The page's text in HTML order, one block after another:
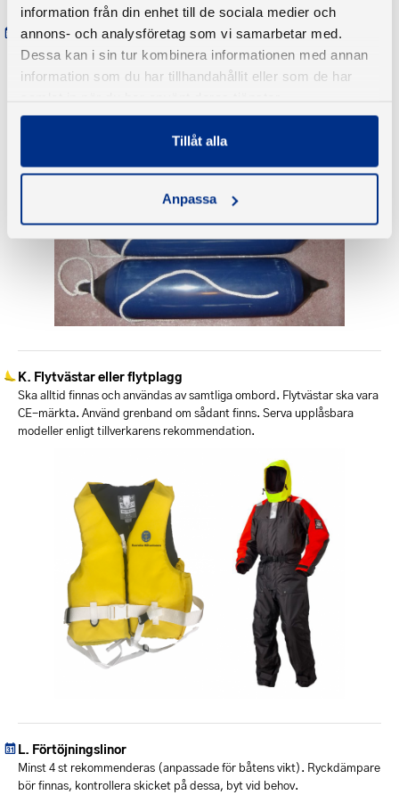
information från din enhet till de sociala medier och
annons- och analysföretag som vi samarbetar med.
Dessa kan i sin tur kombinera informationen med annan
information som du har tillhandahållit eller som de har
Tillåt alla
Anpassa
Fendrar
Minst 4 st rekommenderas (anpassade för båtens storlek).
Flytvästar eller flytplagg
Ska alltid finnas och användas av samtliga ombord. Flytvästar ska vara
CE-märkta. Använd grenband om sådant finns. Serva upplåsbara
modeller enligt tillverkarens rekommendation.
Förtöjningslinor
Minst 4 st rekommenderas (anpassade för båtens vikt). Ryckdämpare
bör finnas, kontrollera skicket på dessa, byt vid behov.